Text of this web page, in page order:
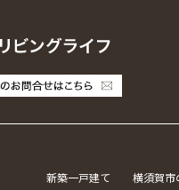
新築一戸建て
横須賀市